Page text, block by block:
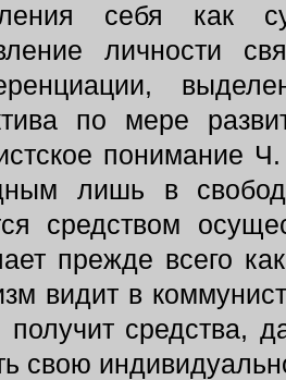
себя как
личности
по мере
понимание
лишь в
средством
прежде всего
видит в
средства,
свою